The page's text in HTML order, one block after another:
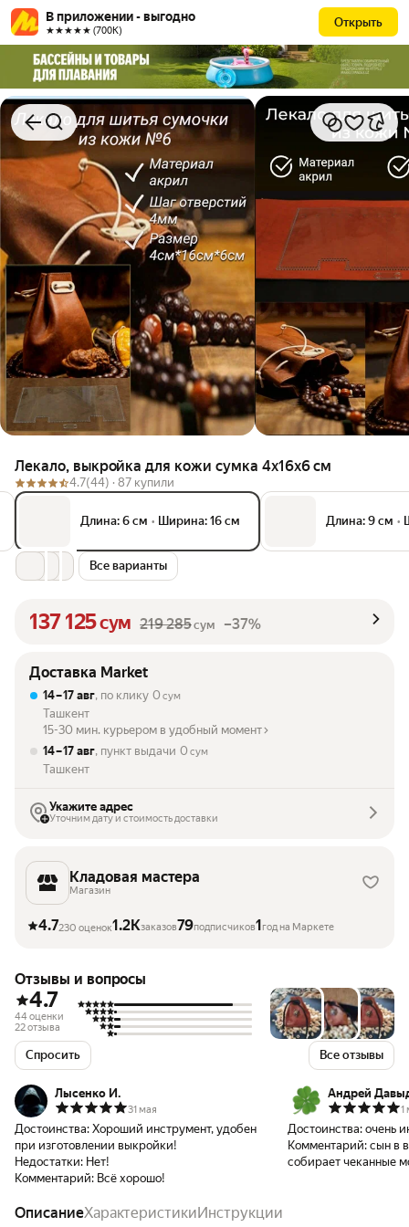
В приложении - выгодно
★★★★★ (700К)
Открыть
Лекало, выкройка для кожи сумка 4х16х6 см
4.7(44) · 87 купили
Длина: 6 см • Ширина: 16 см Длина: 9 см •
Все варианты
137 125сум 219 285сум –37%
Доставка Market
14 – 17 авг, по клику 0 сум
Ташкент
15-30 мин. курьером в удобный момент
14 – 17 авг, пункт выдачи 0 сум
Ташкент
Укажите адрес
Уточним дату и стоимость доставки
Кладовая мастера
Магазин
4.7230 оценок1.2Kзаказов79подписчиков1год на Маркете
Отзывы и вопросы
4.7
44 оценки
22 отзыва
Спросить Все отзывы
Лысенко И.
31 мая
Достоинства: Хороший инструмент, удобен
при изготовлении выкройки!
Недостатки: Нет!
Комментарий: Всё хорошо!
Андрей
1
Достоинства: очень
Комментарий: сын в
собирает чеканные
ОписаниеХарактеристикиИнструкции